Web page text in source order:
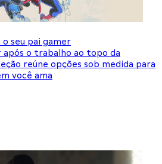
seu pai gamer
o trabalho ao topo da
reúne opções sob medida para
você ama